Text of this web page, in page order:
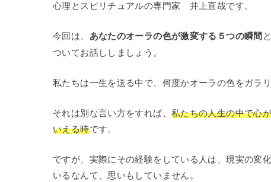
心理とスピリチュアルの専門家 井上直哉です。
今回は、 あなたのオーラの色が激変する５つの瞬間
ついてお話ししましょう。
私たちは一生を送る中で、何度かオーラの色をガラ
それは別な言い方をすれば、 私たちの人生の中で心
いえる時です。
ですが、実際にその経験をしている人は、現実の変
いるなんて、思いもしていません。